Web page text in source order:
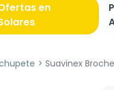
en
Suavinex